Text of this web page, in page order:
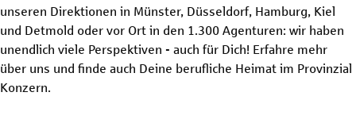
unseren Direktionen in Münster, Düsseldorf, Hamburg, Kiel
und Detmold oder vor Ort in den 1.300 Agenturen: wir haben
unendlich viele Perspektiven - auch für Dich! Erfahre mehr
über uns und finde auch Deine berufliche Heimat im Provinzial
Konzern.